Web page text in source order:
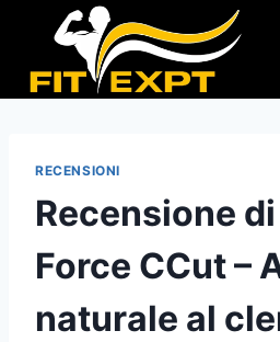
contenuto
RECENSIONI
Recensione
Force CCut –
naturale al